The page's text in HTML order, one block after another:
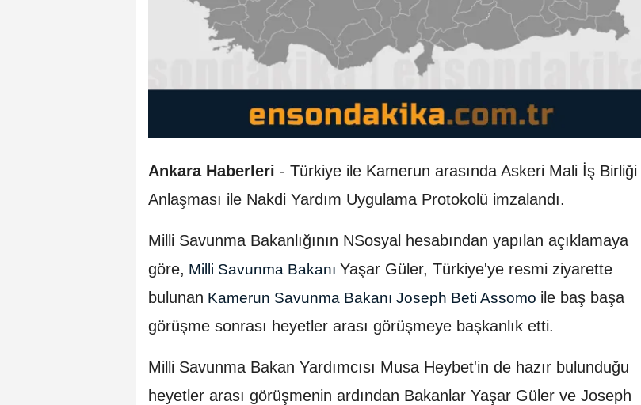
Ankara Haberleri - Türkiye ile Kamerun arasında Askeri Mali İş Birliği
Anlaşması ile Nakdi Yardım Uygulama Protokolü imzalandı.
Milli Savunma Bakanlığının NSosyal hesabından yapılan açıklamaya
göre, Milli Savunma Bakanı Yaşar Güler, Türkiye'ye resmi ziyarette
bulunan Kamerun Savunma Bakanı Joseph Beti Assomo ile baş başa
görüşme sonrası heyetler arası görüşmeye başkanlık etti.
Milli Savunma Bakan Yardımcısı Musa Heybet'in de hazır bulunduğu
heyetler arası görüşmenin ardından Bakanlar Yaşar Güler ve Joseph